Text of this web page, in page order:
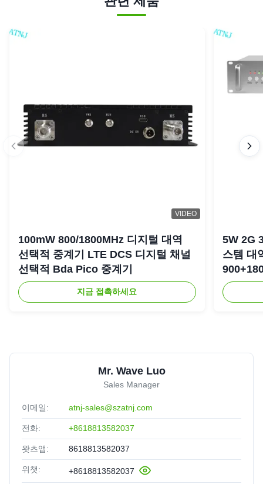
VIDEO
100mW 800/1800MHz 디지털 대역
선택적 중계기 LTE DCS 디지털 채널
선택적 Bda Pico 중계기
지금 접촉하세요
5W 2G
스템 대
복기
Mr. Wave Luo
Sales Manager
이메일: atnj-sales@szatnj.com
전화: +8618813582037
왓츠앱: 8618813582037
위챗: +8618813582037